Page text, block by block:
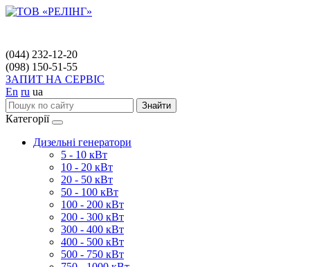
(044) 232-12-20
(098) 150-51-55
ЗАПИТ НА СЕРВІС
En ru ua
Знайти
Категорії
Дизельні генератори
5 - 10 кВт
10 - 20 кВт
20 - 50 кВт
50 - 100 кВт
100 - 200 кВт
200 - 300 кВт
300 - 400 кВт
400 - 500 кВт
500 - 750 кВт